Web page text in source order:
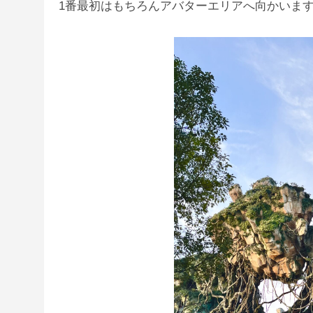
1番最初はもちろんアバターエリアへ向かいま